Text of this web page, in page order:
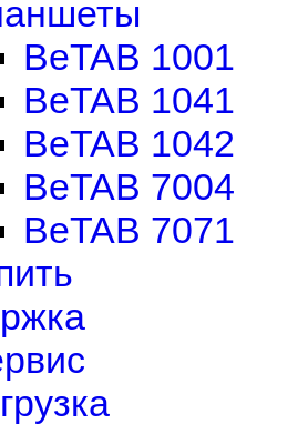
BeTAB 1001
BeTAB 1041
BeTAB 1042
BeTAB 7004
BeTAB 7071